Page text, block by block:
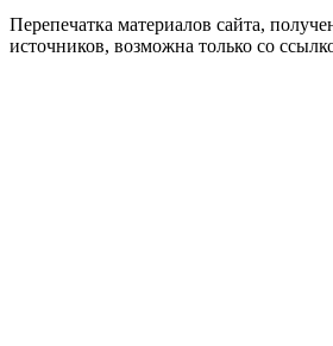
Перепечатка материалов сайта,
источников, возможна только со